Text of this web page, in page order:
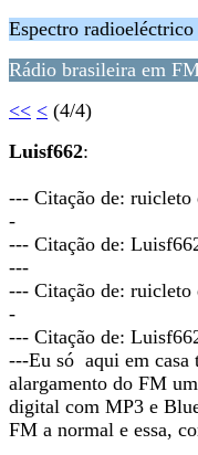
Espectro
Rádio brasileira em
<< < (4/4)
Luisf662:
--- Citação de:
-
--- Citação de:
---
--- Citação de:
-
--- Citação de:
---Eu só aqui em casa
alargamento do FM
digital com MP3 e
FM a normal e essa,